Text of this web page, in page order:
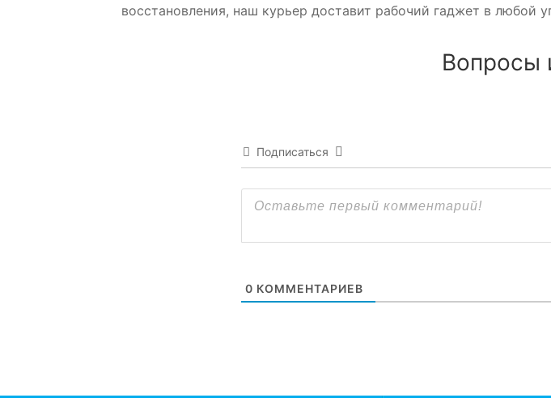
восстановления, наш курьер доставит рабочий гаджет в любой
Вопросы
Подписаться
0 КОММЕНТАРИЕВ